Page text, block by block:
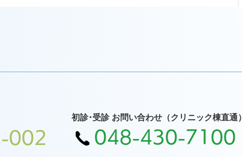
002
初診･受診 お問い合わせ（クリニック棟直通）
048-430-7100